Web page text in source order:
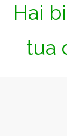
Hai
tua